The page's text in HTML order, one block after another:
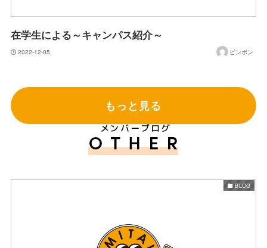
在学生による～キャンパス紹介～
2022-12-05 ピンポン
もっと見る
BLOG